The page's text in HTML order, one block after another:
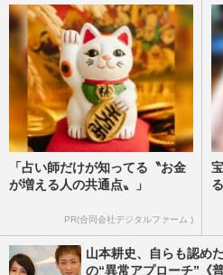
「占い師だけが知ってる〝お金
が増える人の共通点〟」
PR(合同会社デジタルファーム )
山本耕史、自らも認め
の“異常アプローチ”《